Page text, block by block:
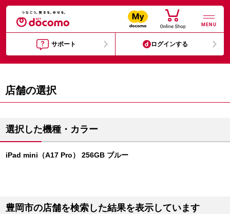
MENU
サポート ログインする
店舗の選択
選択した機種・カラー
iPad mini（A17 Pro） 256GB ブルー
豊岡市の店舗を検索した結果を表示しています